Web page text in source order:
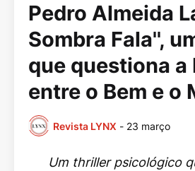
Pedro Almeida
Sombra Fala'',
que questiona a
entre o Bem e o
Revista LYNX - 23 março
Um thriller psicológico